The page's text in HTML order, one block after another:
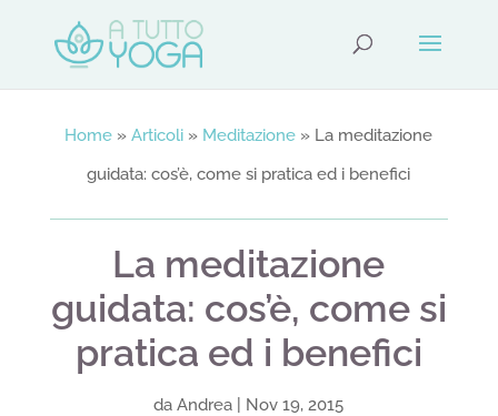
Home »Articoli » Meditazione » La meditazione
guidata: cos’è, come si pratica ed i benefici
La meditazione
guidata: cos’è, come si
pratica ed i benefici
daAndrea Nov 19, 2015